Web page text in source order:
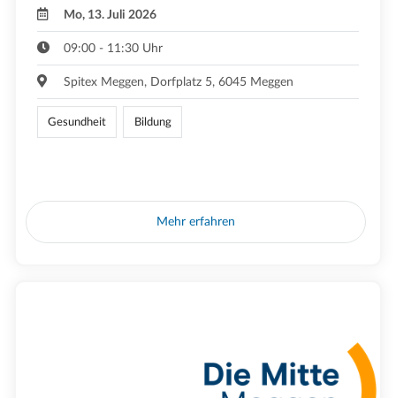
Mo, 13. Juli 2026
09:00 - 11:30 Uhr
Spitex Meggen, Dorfplatz 5, 6045 Meggen
Gesundheit Bildung
Mehr erfahren